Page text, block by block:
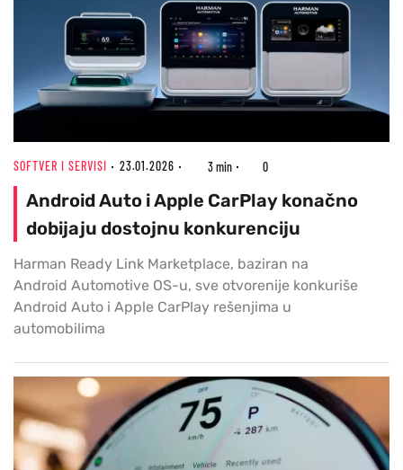
SOFTVER I SERVISI 23.01.2026 3 min 0
Android Auto i Apple CarPlay konačno
dobijaju dostojnu konkurenciju
Harman Ready Link Marketplace, baziran na
Android Automotive OS-u, sve otvorenije konkuriše
Android Auto i Apple CarPlay rešenjima u
automobilima